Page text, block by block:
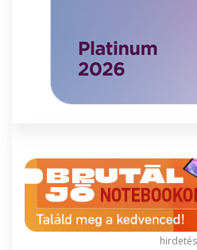
hirdetés